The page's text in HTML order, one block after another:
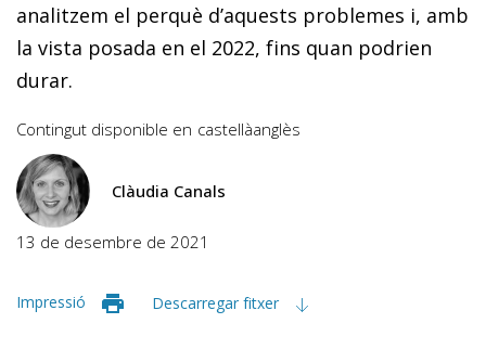
analitzem el perquè d’aquests problemes i, amb
la vista posada en el 2022, fins quan podrien
durar.
Contingut disponible en castellàanglès
Clàudia Canals
13 de desembre de 2021
Impressió Descarregar fitxer